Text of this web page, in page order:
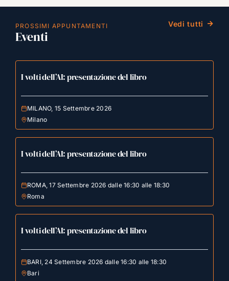
PROSSIMI APPUNTAMENTI
Eventi
Vedi tutti
I volti dell’AI: presentazione del libro
MILANO, 15 Settembre 2026
Milano
I volti dell’AI: presentazione del libro
ROMA, 17 Settembre 2026 dalle 16:30 alle 18:30
Roma
I volti dell’AI: presentazione del libro
BARI, 24 Settembre 2026 dalle 16:30 alle 18:30
Bari